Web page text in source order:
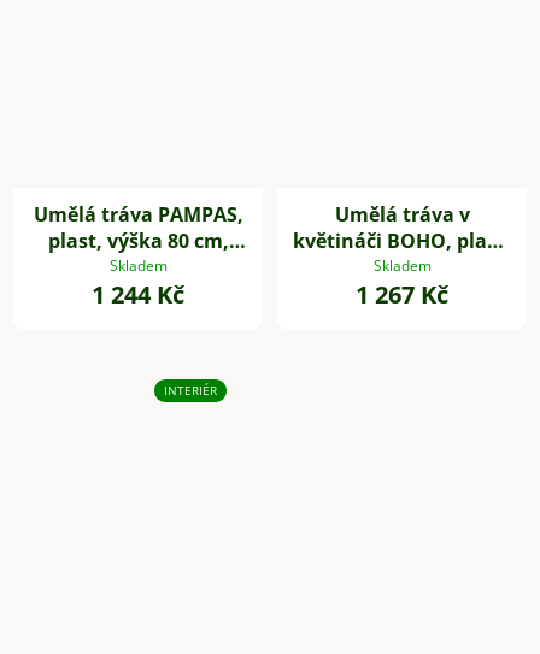
Umělá tráva PAMPAS,
plast, výška 80 cm,
zelená
Skladem
1 244 Kč
Umělá tráva v
květináči BOHO, plast,
výška 54 cm, béžová
Skladem
1 267 Kč
INTERIÉR